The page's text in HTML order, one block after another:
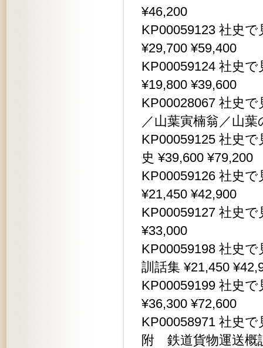
¥46,200
KP00059123 社史
¥29,700 ¥59,400
KP00059124 社史
¥19,800 ¥39,600
KP00028067 社史
／山葉寅楠翁／山
KP00059125 社史
史 ¥39,600 ¥79,200
KP00059126 社史
¥21,450 ¥42,900
KP00059127 社史
¥33,000
KP00059198 社史
訓話集 ¥21,450
KP00059199 社史
¥36,300 ¥72,600
KP00058971 社史
附 鉄道貨物運送概